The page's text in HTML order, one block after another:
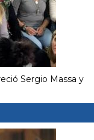
Sergio Massa y